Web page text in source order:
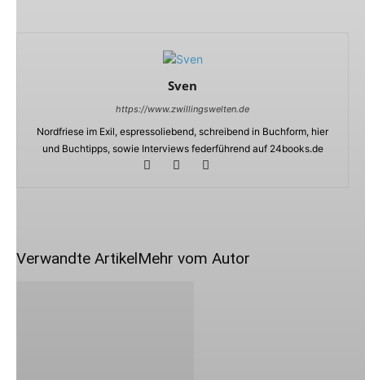
Sven
https://www.zwillingswelten.de
Nordfriese im Exil, espressoliebend, schreibend in Buchform, hier
und Buchtipps, sowie Interviews federführend auf 24books.de
Verwandte ArtikelMehr vom Autor